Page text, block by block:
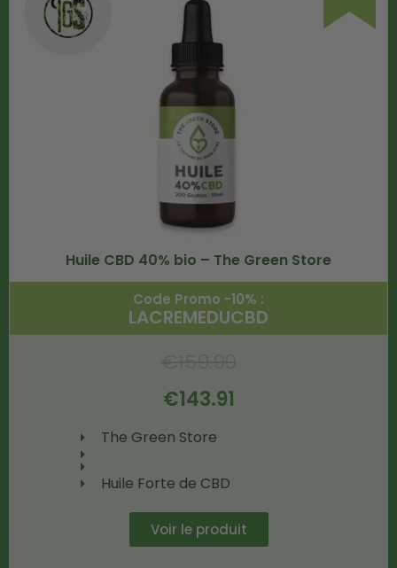
Huile CBD 40% bio – The Green Store
Code Promo -10% :
LACREMEDUCBD
€143.91
The Green Store
Huile Forte de CBD
Voir le produit